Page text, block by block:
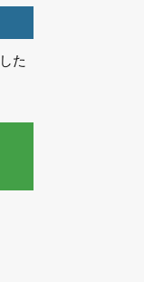
た